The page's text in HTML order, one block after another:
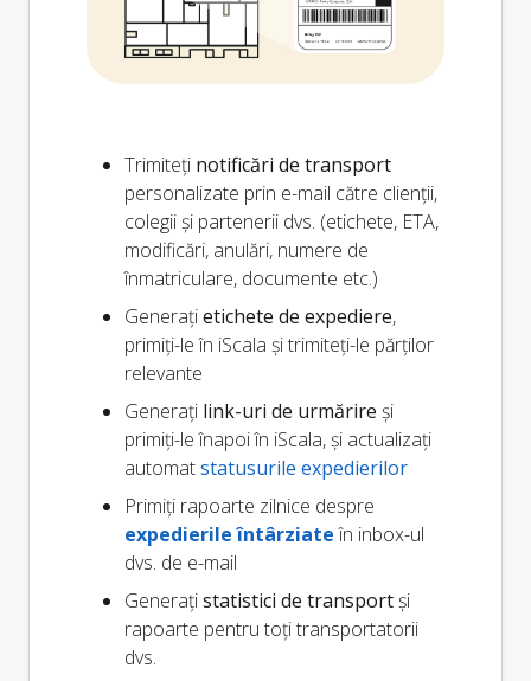
Trimiteți notificări de transport
personalizate prin e-mail către clienții,
colegii și partenerii dvs. (etichete, ETA,
modificări, anulări, numere de
înmatriculare, documente etc.)
Generațietichete de expediere,
primiți-le în iScala și trimiteți-le părților
relevante
Generați link-uri de urmărire și
primiți-le înapoi în iScala, și actualizați
automatstatusurile expedierilor
Primiți rapoarte zilnice despre
expedierile întârziateîn inbox-ul
dvs. de e-mail
Generațistatistici de transportși
rapoarte pentru toți transportatorii
dvs.